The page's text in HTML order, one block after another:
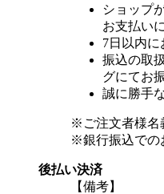
ショップ
お支払い
7日以内に
振込の取
グにてお
誠に勝手
※ご注文者様名
※銀行振込での
後払い決済
【備考】